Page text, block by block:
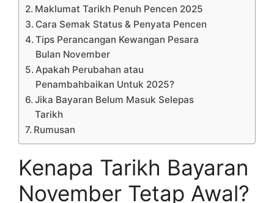
Maklumat Tarikh Penuh Pencen 2025
Cara Semak Status & Penyata Pencen
Tips Perancangan Kewangan Pesara
Bulan November
Apakah Perubahan atau
Penambahbaikan Untuk 2025?
Jika Bayaran Belum Masuk Selepas
Tarikh
Rumusan
Kenapa Tarikh Bayaran
November Tetap Awal?